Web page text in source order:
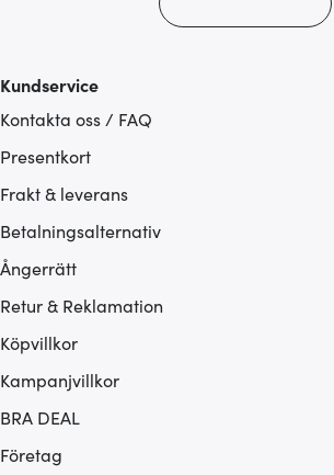
Kundservice
Kontakta oss / FAQ
Presentkort
Frakt & leverans
Betalningsalternativ
Ångerrätt
Retur & Reklamation
Köpvillkor
Kampanjvillkor
BRA DEAL
Företag